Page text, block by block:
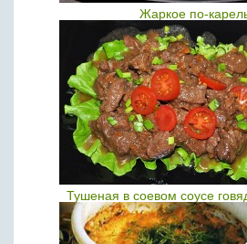
Жаркое по-
Тушеная в соевом соусе